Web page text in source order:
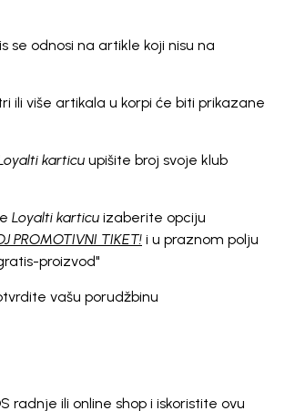
se odnosi na artikle koji nisu na
ili više artikala u korpi će biti prikazane
karticu upišite broj svoje klub
Loyalti karticu izaberite opciju
PROMOTIVNI TIKET! i u praznom polju
proizvod"
vašu porudžbinu
radnje ili online shop i iskoristite ovu